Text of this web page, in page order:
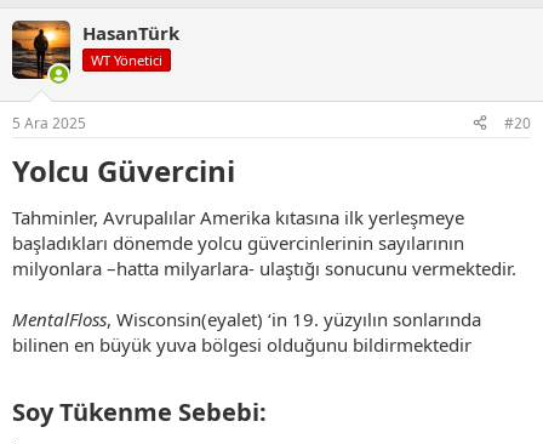
k
i
l
HasanTürk
WT Yönetici
5 Ara 2025 #20
Yolcu Güvercini
Tahminler, Avrupalılar Amerika kıtasına ilk yerleşmeye
başladıkları dönemde yolcu güvercinlerinin sayılarının
milyonlara –hatta milyarlara- ulaştığı sonucunu vermektedir.
MentalFloss, Wisconsin(eyalet) ‘in 19. yüzyılın sonlarında
bilinen en büyük yuva bölgesi olduğunu bildirmektedir
Soy Tükenme Sebebi:​